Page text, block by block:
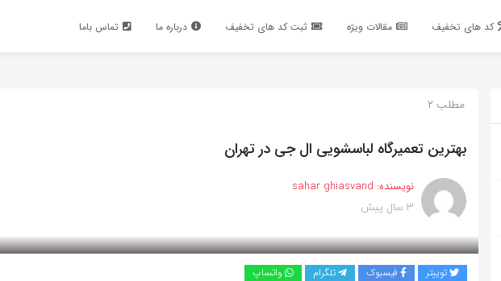
کد های تخفیف مقالات ویژه ثبت کد های تخفیف درباره ما تماس باما
کپی لینک
مطلب ۲
بهترین تعمیرگاه لباسشویی ال جی در تهران
نویسنده: sahar ghiasvand
۳ سال پیش
توییتر فیسبوک تلگرام واتساپ